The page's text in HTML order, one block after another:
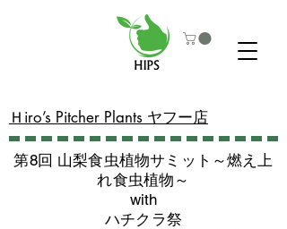
​Ｈiro’s Pitcher Plants ヤフー店
第8回 山梨食虫植物サミット～燃え上
れ食虫植物～
with
​ハチクラ祭